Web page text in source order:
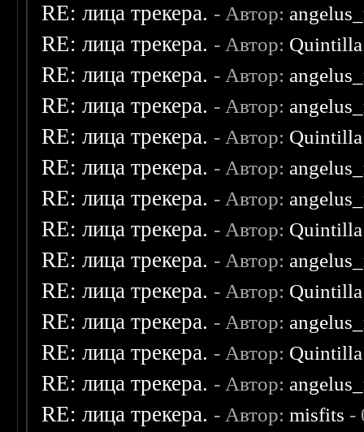
RE: лица трекера. - Автор:
RE: лица трекера. - Автор: Quintilla
RE: лица трекера. - Автор:
RE: лица трекера. - Автор:
RE: лица трекера. - Автор: Quintilla
RE: лица трекера. - Автор:
RE: лица трекера. - Автор:
RE: лица трекера. - Автор: Quintilla
RE: лица трекера. - Автор:
RE: лица трекера. - Автор: Quintilla
RE: лица трекера. - Автор:
RE: лица трекера. - Автор: Quintilla
RE: лица трекера. - Автор:
RE: лица трекера. - Автор:misfits -